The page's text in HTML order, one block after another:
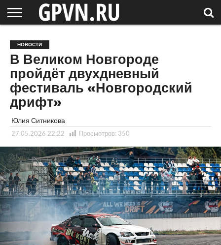
ОБЛАСТЬ
НОВОСТИ
СОСЕДЕЙ
РОССИЯ
/ МИР
СПЕЦПРОЕКТЫ
БЛОГ
СТАТЬИ
ФОТОРЕПОРТАЖИ
ИНТЕРВЬЮ
ОБЪЕКТЫ
ПОДБОРКИ
НОВОСТИ
В Великом Новгороде
пройдёт двухдневный
фестиваль «Новгородский
дрифт»
Юлия Ситникова
27.05.2026 22:22 Просмотров: 350